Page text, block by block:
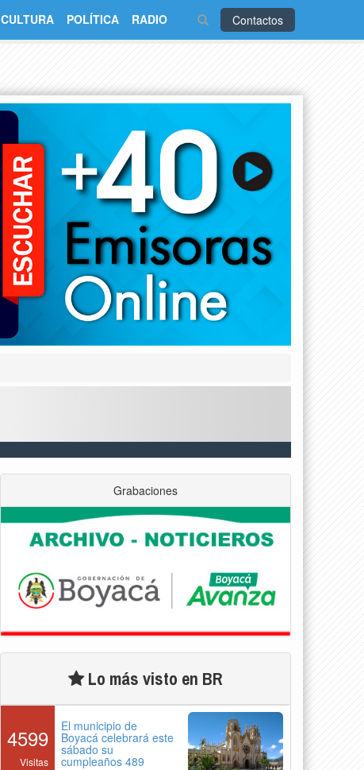
Contactos
CULTURA POLÍTICA RADIO
Grabaciones
Lo más visto en BR
4599
Visitas
El municipio de
Boyacá celebrará este
sábado su
cumpleaños 489